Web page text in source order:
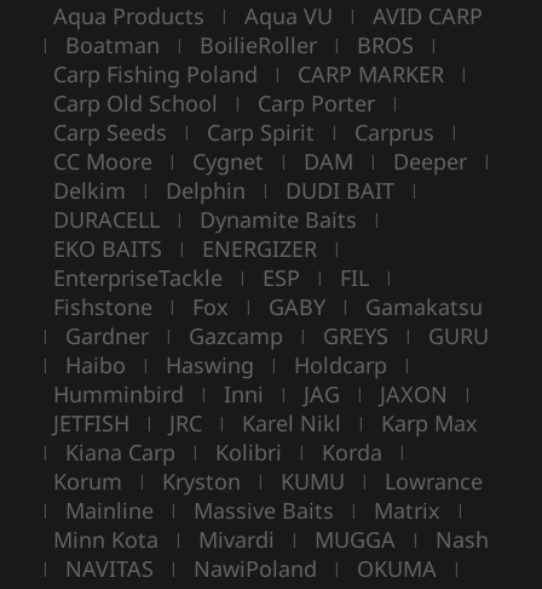
Aqua Products | Aqua VU | AVID CARP
| Boatman | BoilieRoller | BROS |
Carp Fishing Poland | CARP MARKER |
Carp Old School | Carp Porter |
Carp Seeds | Carp Spirit | Carprus |
CC Moore | Cygnet | DAM | Deeper |
Delkim | Delphin | DUDI BAIT |
DURACELL | Dynamite Baits |
EKO BAITS | ENERGIZER |
EnterpriseTackle | ESP | FIL |
Fishstone | Fox | GABY | Gamakatsu
| Gardner | Gazcamp | GREYS | GURU
| Haibo | Haswing | Holdcarp |
Humminbird | Inni | JAG | JAXON |
JETFISH | JRC | Karel Nikl | Karp Max
| Kiana Carp | Kolibri | Korda |
Korum | Kryston | KUMU | Lowrance
| Mainline | Massive Baits | Matrix |
Minn Kota | Mivardi | MUGGA | Nash
| NAVITAS | NawiPoland | OKUMA |